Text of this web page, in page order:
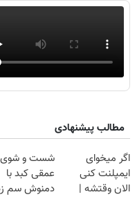
مطالب پیشنهادی
اگر میخوای
ایمپلنت کنی
الان وقتشه |
شست و شوی
عمقی کبد با
دمنوش سم